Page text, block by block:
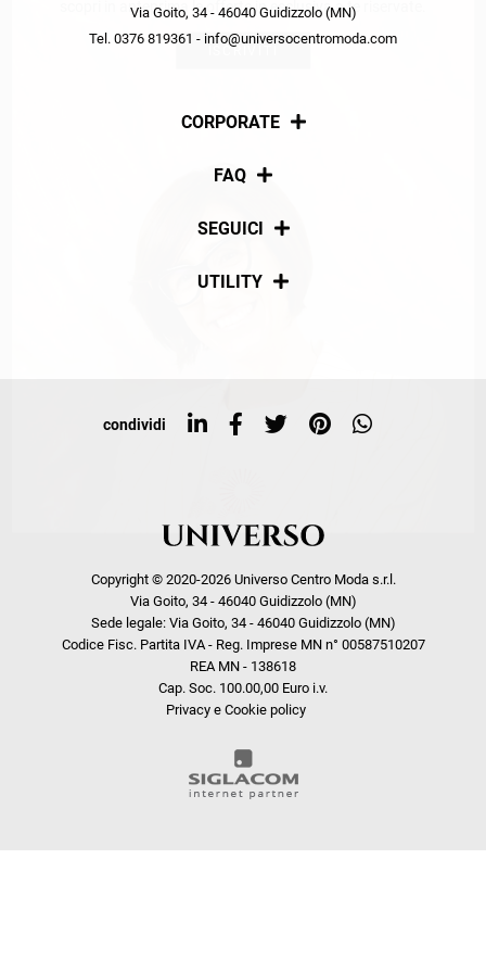
Via Goito, 34 - 46040 Guidizzolo (MN)
Tel. 0376 819361 - info@universocentromoda.com
CORPORATE
Chi siamo
FAQ
Pagamenti
SEGUICI
Social
UTILITY
Top ricerche
condividi
Copyright © 2020-2026 Universo Centro Moda s.r.l.
Via Goito, 34 - 46040 Guidizzolo (MN)
Sede legale: Via Goito, 34 - 46040 Guidizzolo (MN)
Codice Fisc. Partita IVA - Reg. Imprese MN n° 00587510207
REA MN - 138618
Cap. Soc. 100.00,00 Euro i.v.
Privacy e Cookie policy
scopri in anteprima le offerte in esclusiva a te riservate.
ISCRIVITI